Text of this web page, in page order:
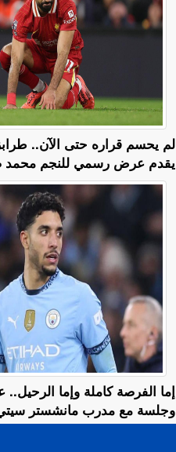
لم يحسم قراره حتى الآن..
يقدم عرض رسمي للنجم محمد
إما الفرصة كاملة وإما
وجلسة مع مدرب مانشستر